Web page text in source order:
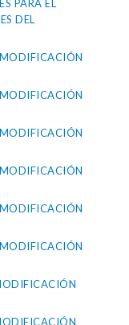
PARA EL
DEL